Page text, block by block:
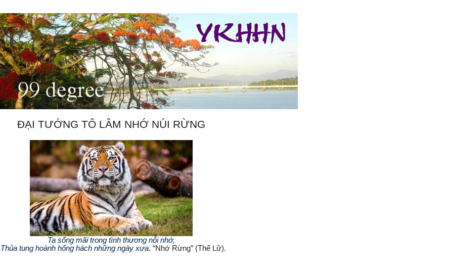
ĐẠI TƯỚNG TÔ LÂM NHỚ NÚI RỪNG
Ta sống mãi trong tình thương nỗi nhớ,
Thủa tung hoành hống hách những ngày xưa. “Nhớ Rừng” (Thế Lữ).